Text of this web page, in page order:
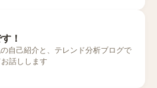
！
自己紹介と、テレンド分析ブログで
話しします